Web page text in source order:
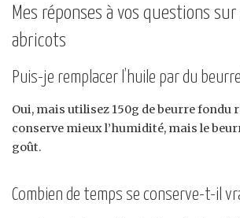
Mes réponses à vos questions
abricots
Puis-je remplacer l’huile par du
Oui, mais utilisez 150g de beurre fondu
conserve mieux l’humidité, mais le
goût.
Combien de temps se conserve-t-il